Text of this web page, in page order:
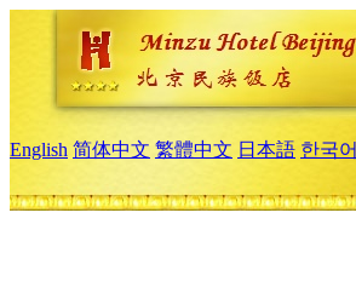
English 简体中文 繁體中文 日本語 한국어